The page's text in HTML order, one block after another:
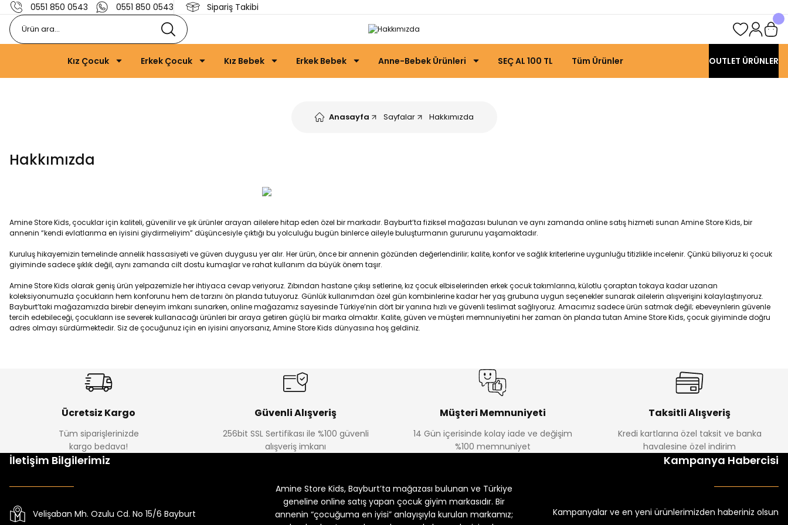
0551 850 0543 0551 850 0543 Sipariş Takibi
Kız Çocuk Erkek Çocuk Kız Bebek Erkek Bebek Anne-Bebek Ürünleri SEÇ AL 100 TL Tüm Ürünler OUTLET ÜRÜNLER
Anasayfa Sayfalar Hakkımızda
Hakkımızda
Amine Store Kids, çocuklar için kaliteli, güvenilir ve şık ürünler arayan ailelere hitap eden özel bir markadır. Bayburt’ta fiziksel mağazası bulunan ve aynı zamanda online satış hizmeti sunan Amine Store Kids, bir
annenin “kendi evlatlarıma en iyisini giydirmeliyim” düşüncesiyle çıktığı bu yolculuğu bugün binlerce aileyle buluşturmanın gururunu yaşamaktadır.
Kuruluş hikayemizin temelinde annelik hassasiyeti ve güven duygusu yer alır. Her ürün, önce bir annenin gözünden değerlendirilir; kalite, konfor ve sağlık kriterlerine uygunluğu titizlikle incelenir. Çünkü biliyoruz ki çocuk
giyiminde sadece şıklık değil, aynı zamanda cilt dostu kumaşlar ve rahat kullanım da büyük önem taşır.
Amine Store Kids olarak geniş ürün yelpazemizle her ihtiyaca cevap veriyoruz. Zıbından hastane çıkışı setlerine, kız çocuk elbiselerinden erkek çocuk takımlarına, külotlu çoraptan tokaya kadar uzanan
koleksiyonumuzla çocukların hem konforunu hem de tarzını ön planda tutuyoruz. Günlük kullanımdan özel gün kombinlerine kadar her yaş grubuna uygun seçenekler sunarak ailelerin alışverişini kolaylaştırıyoruz.
Bayburt’taki mağazamızda birebir deneyim imkanı sunarken, online mağazamız sayesinde Türkiye’nin dört bir yanına hızlı ve güvenli teslimat sağlıyoruz. Amacımız sadece ürün satmak değil; ebeveynlerin güvenle
tercih edebileceği, çocukların ise severek kullanacağı ürünleri bir araya getiren güçlü bir marka olmaktır. Kalite, güven ve müşteri memnuniyetini her zaman ön planda tutan Amine Store Kids, çocuk giyiminde doğru
adres olmayı sürdürmektedir. Siz de çocuğunuz için en iyisini arıyorsanız, Amine Store Kids dünyasına hoş geldiniz.
Ücretsiz Kargo
Tüm siparişlerinizde
kargo bedava!
Güvenli Alışveriş
256bit SSL Sertifikası ile %100 güvenli
alışveriş imkanı
Müşteri Memnuniyeti
14 Gün içerisinde kolay iade ve değişim
%100 memnuniyet
Taksitli Alışveriş
Kredi kartlarına özel taksit ve banka
havalesine özel indirim
İletişim Bilgilerimiz
Velişaban Mh. Ozulu Cd. No 15/6 Bayburt
Amine Store Kids, Bayburt’ta mağazası bulunan ve Türkiye
geneline online satış yapan çocuk giyim markasıdır. Bir
annenin “çocuğuma en iyisi” anlayışıyla kurulan markamız;
Kampanya Habercisi
Kampanyalar ve en yeni ürünlerimizden haberiniz olsun